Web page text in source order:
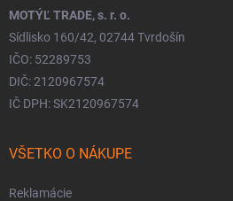
MOTÝĽ TRADE, s. r. o.
Sídlisko 160/42, 02744 Tvrdošín
IČO: 52289753
DIČ: 2120967574
IČ DPH: SK2120967574
VŠETKO O NÁKUPE
Reklamácie